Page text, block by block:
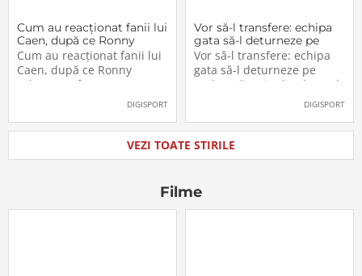
Cum au reacționat fanii lui
Caen, după ce Ronny
Labonne a fost prezentat
oficial la FCSB
Cum au reacționat fanii lui
Caen, după ce Ronny
Labonne a fost prezentat
DIGISPORT
Vor să-l transfere: echipa
gata să-l deturneze pe
Radu Drăgușin din drumul
către Juventus!
Vor să-l transfere: echipa
gata să-l deturneze pe
Radu Drăgușin din drumul
DIGISPORT
VEZI TOATE STIRILE
Filme